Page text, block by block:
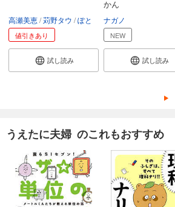
高瀬美恵 苅野タウ ぽと
値引きあり
試し読み
かん
ナガノ
NEW
試し読み
うえたに夫婦 のこれもおすすめ